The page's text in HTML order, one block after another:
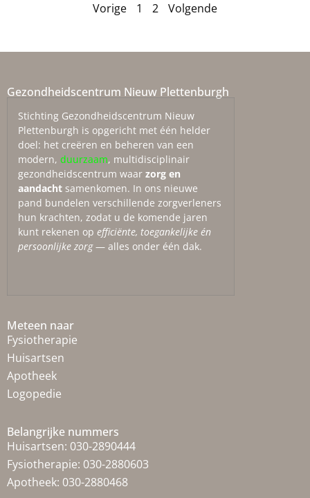
Vorige 1 2 Volgende
Gezondheidscentrum Nieuw Plettenburgh
Stichting Gezondheidscentrum Nieuw
Plettenburgh is opgericht met één helder
doel: het creëren en beheren van een
modern, duurzaam, multidisciplinair
gezondheidscentrum waar zorg en
aandacht samenkomen. In ons nieuwe
pand bundelen verschillende zorgverleners
hun krachten, zodat u de komende jaren
kunt rekenen op efficiënte, toegankelijke én
persoonlijke zorg— alles onder één dak.
Meteen naar
Fysiotherapie
Huisartsen
Apotheek
Logopedie
Belangrijke nummers
Huisartsen: 030-2890444
Fysiotherapie: 030-2880603
Apotheek: 030-2880468